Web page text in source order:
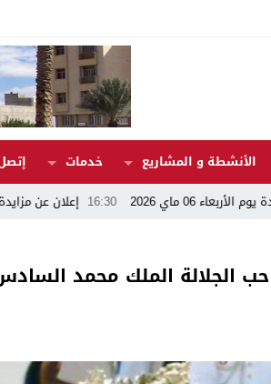
الأنشطة و المشاريع خدمات
16:30 إعلان عن مزايدة عمومية عن
الملك محمد